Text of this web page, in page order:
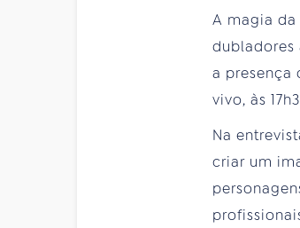
A magia
dubladores
a presença
vivo, às
Na
criar um